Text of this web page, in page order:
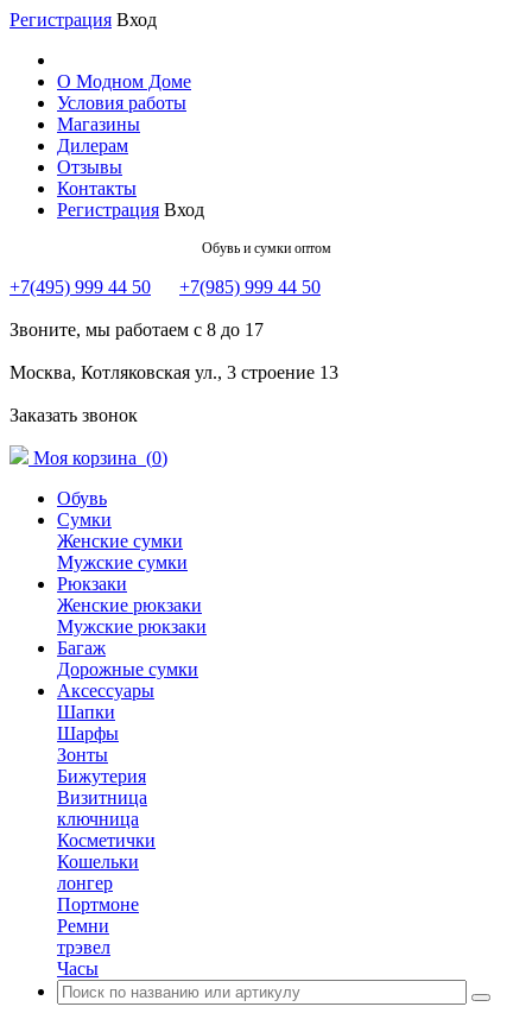
Регистрация Вход
О Модном Доме
Условия работы
Магазины
Дилерам
Отзывы
Контакты
Регистрация Вход
Обувь и сумки оптом
+7(495) 999 44 50 +7(985) 999 44 50
Звоните, мы работаем с 8 до 17
Москва, Котляковская ул., 3 строение 13
Заказать звонок
Моя корзина (0)
Обувь
Сумки
Женские сумки
Мужские сумки
Рюкзаки
Женские рюкзаки
Мужские рюкзаки
Багаж
Дорожные сумки
Аксессуары
Шапки
Шарфы
Зонты
Бижутерия
Визитница
ключница
Косметички
Кошельки
лонгер
Портмоне
Ремни
трэвел
Часы